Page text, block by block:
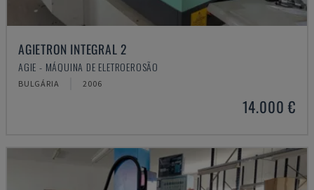
AGIETRON INTEGRAL 2
AGIE - MÁQUINA DE ELETROEROSÃO
BULGÁRIA 2006
14.000 €